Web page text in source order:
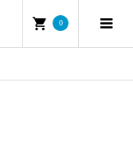
0